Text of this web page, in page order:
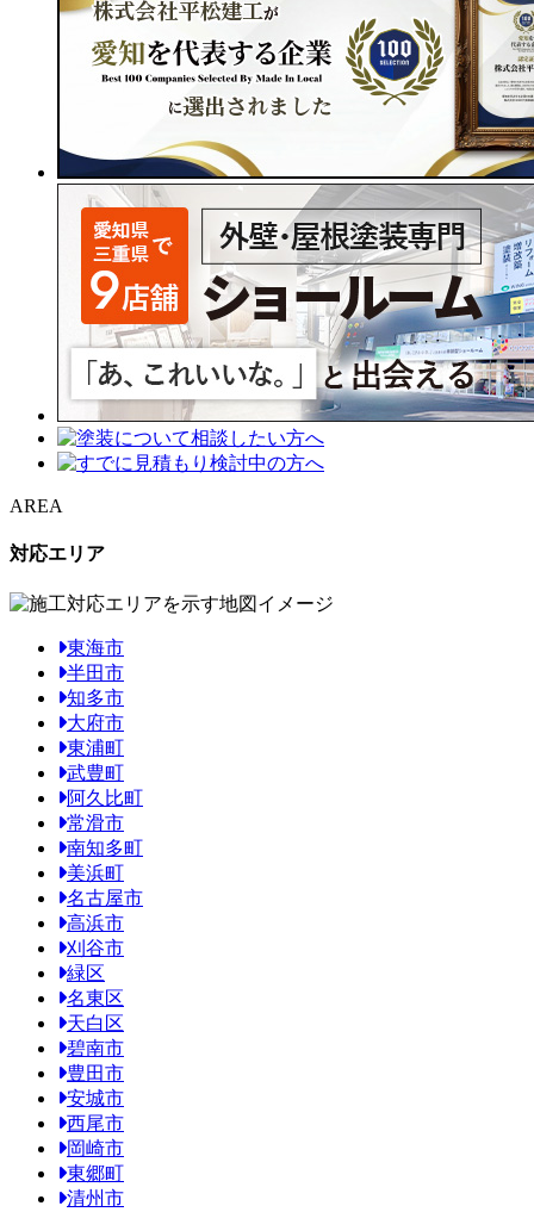
AREA
対応エリア
東海市
半田市
知多市
大府市
東浦町
武豊町
阿久比町
常滑市
南知多町
美浜町
名古屋市
高浜市
刈谷市
緑区
名東区
天白区
碧南市
豊田市
安城市
西尾市
岡崎市
東郷町
清州市